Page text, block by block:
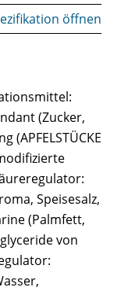
öffnen
(Zucker,
(APFELSTÜCKE
Speisesalz,
(Palmfett,
von